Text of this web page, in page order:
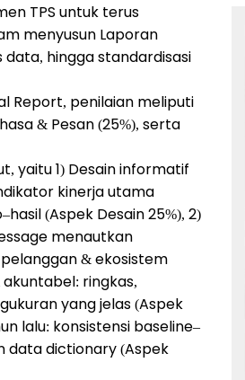
TPS untuk terus
menyusun Laporan
data, hingga standardisasi
Report, penilaian meliputi
& Pesan (25%), serta
yaitu 1) Desain informatif
kinerja utama
(Aspek Desain 25%), 2)
menautkan
& ekosistem
akuntabel: ringkas,
yang jelas (Aspek
lalu: konsistensi baseline–
data dictionary (Aspek